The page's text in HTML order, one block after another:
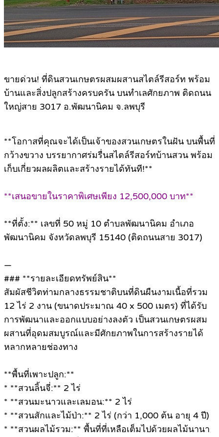
ขายด่วน! ที่ดินสวนเกษตรผสมผสานสไตล์รีสอร์ท พร้อม
บ้านและสิ่งปลูกสร้างครบครัน บนทำเลศักยภาพ ติดถนน
ใหญ่สาย 3017 อ.พัฒนานิคม จ.ลพบุรี
**โอกาสที่คุณจะได้เป็นเจ้าของสวนเกษตรในฝัน บนพื้นที่
กว้างขวาง บรรยากาศร่มรื่นสไตล์รีสอร์ทบ้านสวน พร้อม
เก็บเกี่ยวผลผลิตและสร้างรายได้ทันที!**
**เสนอขายในราคาพิเศษเพียง 12,500,000 บาท**
**ที่ตั้ง:** เลขที่ 50 หมู่ 10 ตำบลพัฒนานิคม อำเภอ
พัฒนานิคม จังหวัดลพบุรี 15140 (ติดถนนสาย 3017)
—
### **รายละเอียดทรัพย์สิน**
สัมผัสชีวิตท่ามกลางธรรมชาติบนที่ดินผืนงามเนื้อที่รวม
12 ไร่ 2 งาน (ขนาดประมาณ 40 x 500 เมตร) ที่ได้รับ
การพัฒนาและออกแบบอย่างลงตัว เป็นสวนเกษตรผสม
ผสานที่อุดมสมบูรณ์และมีศักยภาพในการสร้างรายได้
หลากหลายช่องทาง
**พื้นที่เพาะปลูก:**
* **สวนลิ้นจี่:** 2 ไร่
* **สวนมะนาวและเลมอน:** 2 ไร่
* **สวนสักและไม้ป่า:** 2 ไร่ (กว่า 1,000 ต้น อายุ 4 ปี)
* **สวนผลไม้รวม:** พื้นที่ที่เหลือเต็มไปด้วยผลไม้นานา